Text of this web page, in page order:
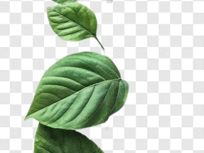
agências e estúdios.
Português